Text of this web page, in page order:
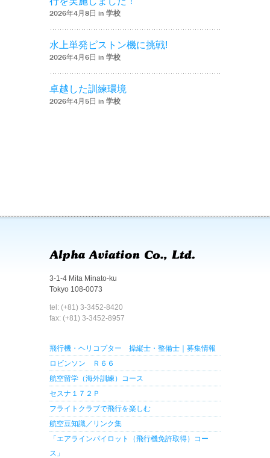
2026年4月8日 in 学校
水上単発ピストン機に挑戦!
2026年4月6日 in 学校
卓越した訓練環境
2026年4月5日 in 学校
3-1-4 Mita Minato-ku
Tokyo 108-0073
tel: (+81) 3-3452-8420
fax: (+81) 3-3452-8957
飛行機・ヘリコプター 操縦士・整備士｜募集情報
ロビンソン Ｒ６６
航空留学（海外訓練）コース
セスナ１７２Ｐ
フライトクラブで飛行を楽しむ
航空豆知識／リンク集
「エアラインパイロット（飛行機免許取得）コー
ス」